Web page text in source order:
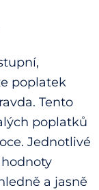
poplatek
Tento
poplatků
Jednotlivé
a jasně